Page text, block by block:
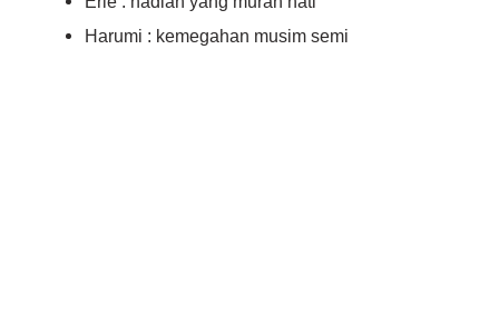
Harumi : kemegahan musim semi